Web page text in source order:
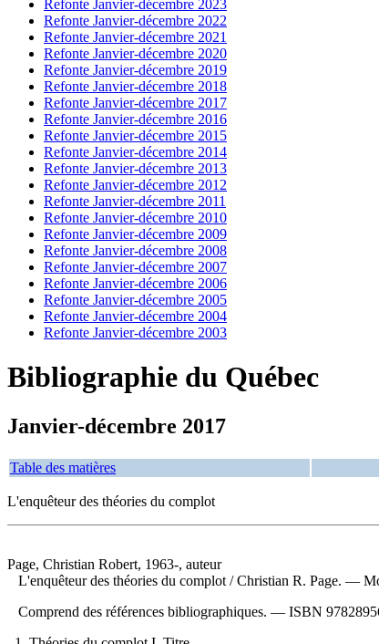
Refonte Janvier-décembre 2023
Refonte Janvier-décembre 2022
Refonte Janvier-décembre 2021
Refonte Janvier-décembre 2020
Refonte Janvier-décembre 2019
Refonte Janvier-décembre 2018
Refonte Janvier-décembre 2017
Refonte Janvier-décembre 2016
Refonte Janvier-décembre 2015
Refonte Janvier-décembre 2014
Refonte Janvier-décembre 2013
Refonte Janvier-décembre 2012
Refonte Janvier-décembre 2011
Refonte Janvier-décembre 2010
Refonte Janvier-décembre 2009
Refonte Janvier-décembre 2008
Refonte Janvier-décembre 2007
Refonte Janvier-décembre 2006
Refonte Janvier-décembre 2005
Refonte Janvier-décembre 2004
Refonte Janvier-décembre 2003
Bibliographie du Québec
Janvier-décembre 2017
Table des matières
L'enquêteur des théories du complot
Page, Christian Robert, 1963-, auteur
L'enquêteur des théories du complot / Christian R. Page. —
Comprend des références bibliographiques. — ISBN